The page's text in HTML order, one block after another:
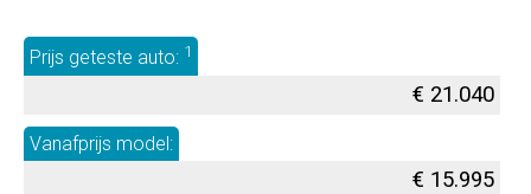
Prijs geteste auto: 1
€ 21.040
Vanafprijs model:
€ 15.995